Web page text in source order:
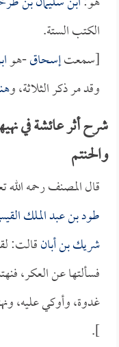
الكتب الستة.
[سمعتإسحاق-هو
وقد مر ذكر الثلاثة، و
شرح أثر عائشة في
والحنتم
قال المصنف رحمه الله
طود بن عبد الملك
شريك بن أبانقالت:
فسألتها عن العكر،
غدوة، وأوكي عليه،
].